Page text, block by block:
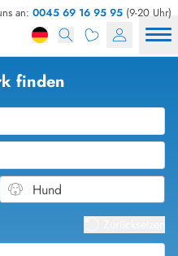
an: 0045 69 16 95 95 (9-20 Uhr)
finden